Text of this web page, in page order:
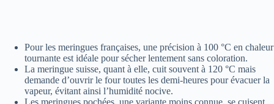
Pour les meringues françaises, une précision à 100 °C en chaleur
tournante est idéale pour sécher lentement sans coloration.
La meringue suisse, quant à elle, cuit souvent à 120 °C mais
demande d’ouvrir le four toutes les demi-heures pour évacuer la
vapeur, évitant ainsi l’humidité nocive.
Les meringues pochées, une variante moins connue, se cuisent